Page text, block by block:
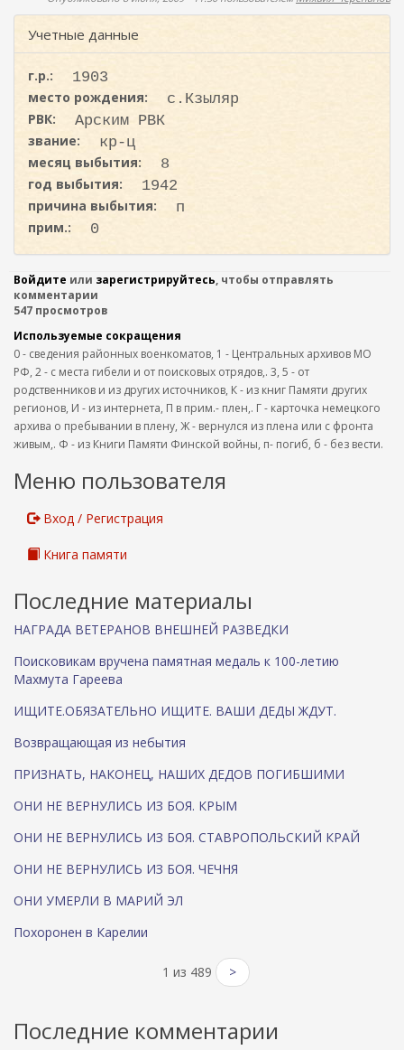
о
иУчетные данные
г.р.:
1903
место рождения:
с.Кзыляр
РВК:
Арским РВК
звание:
кр-ц
месяц выбытия:
8
год выбытия:
1942
причина выбытия:
п
прим.:
0
Войдите или зарегистрируйтесь, чтобы отправлять
комментарии
547 просмотров
Используемые сокращения
0 - сведения районных военкоматов, 1 - Центральных архивов МО
РФ, 2 - с места гибели и от поисковых отрядов,. 3, 5 - от
родственников и из других источников, К - из книг Памяти других
регионов, И - из интернета, П в прим.- плен,. Г - карточка немецкого
архива о пребывании в плену, Ж - вернулся из плена или с фронта
живым,. Ф - из Книги Памяти Финской войны, п- погиб, б - без вести.
Меню пользователя
Вход / Регистрация
Книга памяти
Последние материалы
НАГРАДА ВЕТЕРАНОВ ВНЕШНЕЙ РАЗВЕДКИ
Поисковикам вручена памятная медаль к 100-летию
Махмута Гареева
ИЩИТЕ.ОБЯЗАТЕЛЬНО ИЩИТЕ. ВАШИ ДЕДЫ ЖДУТ.
Возвращающая из небытия
ПРИЗНАТЬ, НАКОНЕЦ, НАШИХ ДЕДОВ ПОГИБШИМИ
ОНИ НЕ ВЕРНУЛИСЬ ИЗ БОЯ. КРЫМ
ОНИ НЕ ВЕРНУЛИСЬ ИЗ БОЯ. СТАВРОПОЛЬСКИЙ КРАЙ
ОНИ НЕ ВЕРНУЛИСЬ ИЗ БОЯ. ЧЕЧНЯ
ОНИ УМЕРЛИ В МАРИЙ ЭЛ
Похоронен в Карелии
1 из 489 >
Последние комментарии